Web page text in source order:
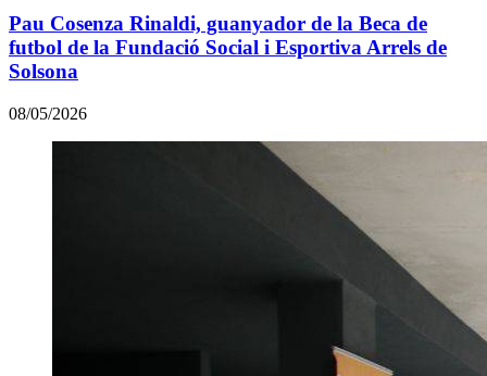
Pau Cosenza Rinaldi, guanyador de la Beca de
futbol de la Fundació Social i Esportiva Arrels de
Solsona
08/05/2026